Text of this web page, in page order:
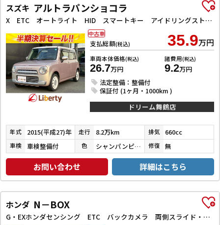
スズキ アルトラパンショコラ
X ETC オートライト HID スマートキー アイドリングストップ 電動格納ミラー ベンチシート CVT 盗難防止システム ABS CD Bluetooth 衝突安全ボディ エアコン パワーステアリング
支払総額(税込) 35.9万円
車両本体価格(税込)
26.7万円
諸費用(税込)
9.2万円
法定整備：整備付
保証付 (1ヶ月・1000km )
中古車
ドリーム舞鶴店
年式 2015(平成27)年 走行 8.2万km 排気 660cc
車検 車検整備付 色 シャンパンピンクパールメタリック 修復 無
お問い合わせ 詳細はこちら
ホンダ N－BOX
G・EXホンダセンシング ETC バックカメラ 両側スライド・片側電動 TV クリアランスソナー オートクルーズコントロール レーンアシスト 衝突被害軽減システム オートライト LEDヘッドランプ スマートキー